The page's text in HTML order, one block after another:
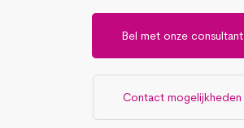
Bel met onze consultant
Contact mogelijkheden